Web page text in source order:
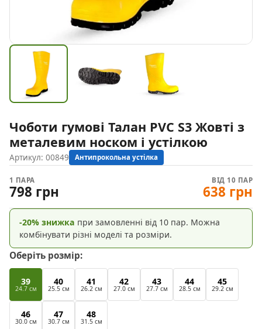
Чоботи гумові Талан PVC S3 Жовті з
металевим носком і устілкою
Артикул: 00849 Антипрокольна устілка
1 ПАРА
798 грн
ВІД 10 ПАР
638 грн
-20% знижка при замовленні від 10 пар. Можна
комбінувати різні моделі та розміри.
Оберіть розмір:
39
24.7 см
40
25.5 см
41
26.2 см
42
27.0 см
43
27.7 см
44
28.5 см
45
29.2 см
46
30.0 см
47
30.7 см
48
31.5 см